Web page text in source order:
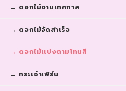
→ ดอกไม้งานเทศกาล
→ ดอกไม้จัดสำเร็จ
→ ดอกไม้เเบ่งตามโทนสี
→ กระเช้าเฟิร์น